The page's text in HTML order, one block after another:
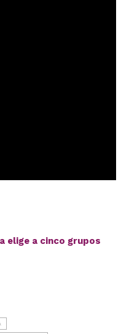
elige a cinco grupos